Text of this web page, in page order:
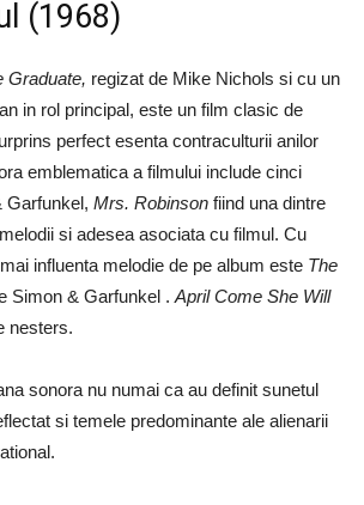
(1968)
Graduate, regizat de Mike Nichols si cu un
in rol principal, este un film clasic de
perfect esenta contraculturii anilor
emblematica a filmului include cinci
Garfunkel, Mrs. Robinson fiind una dintre
si adesea asociata cu filmul. Cu
influenta melodie de pe album este The
Simon & Garfunkel . April Come She Will
nesters.
sonora nu numai ca au definit sunetul
si temele predominante ale alienarii